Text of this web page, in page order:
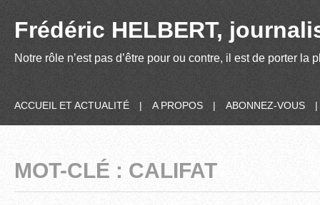
Frédéric HELBERT,
Notre rôle n’est pas d’être pour ou contre, il est de porter
ACCUEIL ET ACTUALITÉ | A PROPOS | ABONNEZ-VOUS |
MOT-CLÉ : CALIFAT